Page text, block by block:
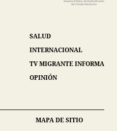
SALUD
INTERNACIONAL
TV MIGRANTE INFORMA
OPINIÓN
MAPA DE SITIO